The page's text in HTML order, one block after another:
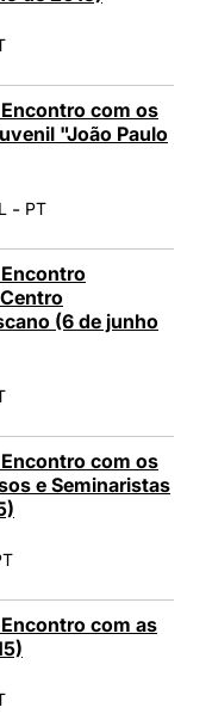
com os
"João Paulo
- PT
(6 de junho
com os
e Seminaristas
com as